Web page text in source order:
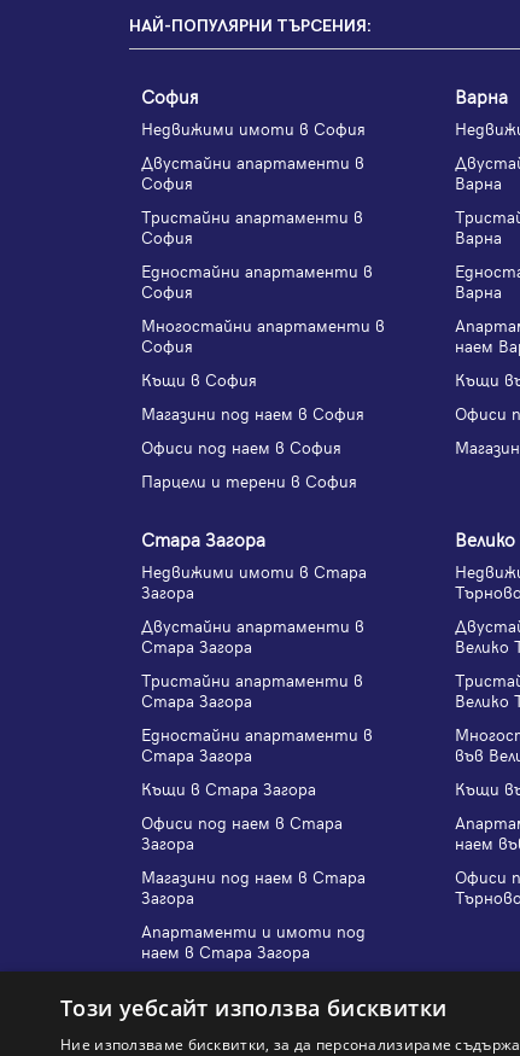
НАЙ-ПОПУЛЯРНИ ТЪРСЕНИЯ:
София
Недвижими имоти в София
Двустайни апартаменти в
София
Тристайни апартаменти в
София
Едностайни апартаменти в
София
Многостайни апартаменти в
София
Къщи в София
Магазини под наем в София
Офиси под наем в София
Парцели и терени в София
Варна
Варна
Варна
Варна
наем
Къщи
Офиси
Стара Загора
Недвижими имоти в Стара
Загора
Двустайни апартаменти в
Стара Загора
Тристайни апартаменти в
Стара Загора
Едностайни апартаменти в
Стара Загора
Къщи в Стара Загора
Офиси под наем в Стара
Загора
Магазини под наем в Стара
Загора
Апартаменти и имоти под
наем в Стара Загора
Търново
Велико
Велико
във
Къщи
наем
Офиси
Търново
Всички търсения
Този уебсайт използва бисквитки
Ние използваме бисквитки, за да персонализираме